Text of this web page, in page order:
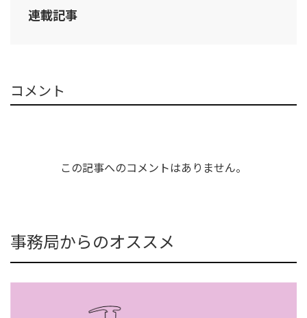
連載記事
コメント
この記事へのコメントはありません。
事務局からのオススメ